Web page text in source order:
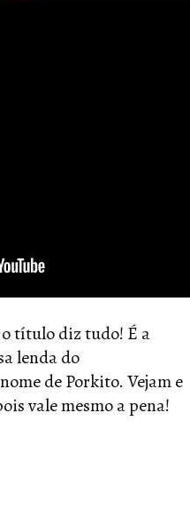
título diz tudo! É a
lenda do
de Porkito. Vejam e
vale mesmo a pena!